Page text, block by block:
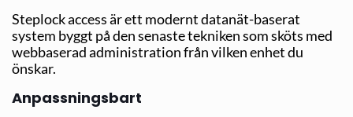
Steplock access är ett modernt datanät-baserat
system byggt på den senaste tekniken som sköts med
webbaserad administration från vilken enhet du
önskar.
Anpassningsbart